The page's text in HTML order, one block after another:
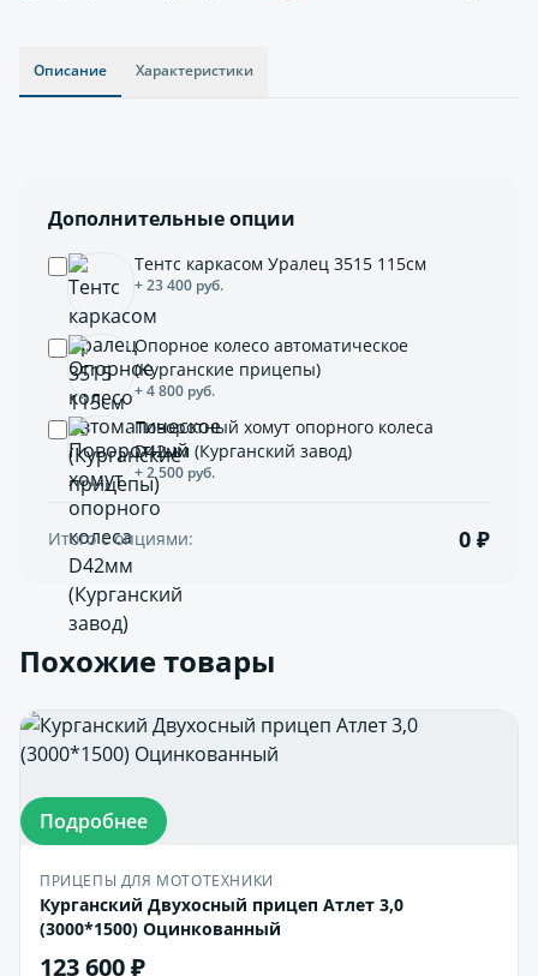
Описание Характеристики
Дополнительные опции
Тентс каркасом Уралец 3515 115см
+ 23 400 руб.
Опорное колесо автоматическое
(Курганские прицепы)
+ 4 800 руб.
Поворотный хомут опорного колеса
D42мм (Курганский завод)
+ 2 500 руб.
Итого с опциями: 0 ₽
Похожие товары
Подробнее
ПРИЦЕПЫ ДЛЯ МОТОТЕХНИКИ
Курганский Двухосный прицеп Атлет 3,0
(3000*1500) Оцинкованный
123 600 ₽